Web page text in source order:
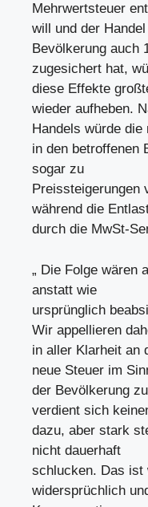
Mehrwertsteuer
will und der
Bevölkerung auch
zugesichert hat,
diese Effekte
wieder aufheben.
Handels würde die
in den betroffenen
sogar zu
Preissteigerungen
während die
durch die MwSt-
„ Die Folge wären
anstatt wie
ursprünglich
Wir appellieren
in aller Klarheit an
neue Steuer im
der Bevölkerung
verdient sich
dazu, aber stark
nicht dauerhaft
schlucken. Das
widersprüchlich